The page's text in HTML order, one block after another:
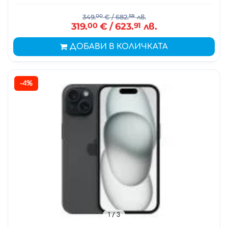
349.00€/ 682.58лв.
319.00€ / 623.91 лв.
ДОБАВИ В КОЛИЧКАТА
-4%
1/ 3